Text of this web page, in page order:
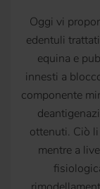
Oggi vi
edentuli
equina e
innesti a
componente
ottenuti. Ciò
mentre a